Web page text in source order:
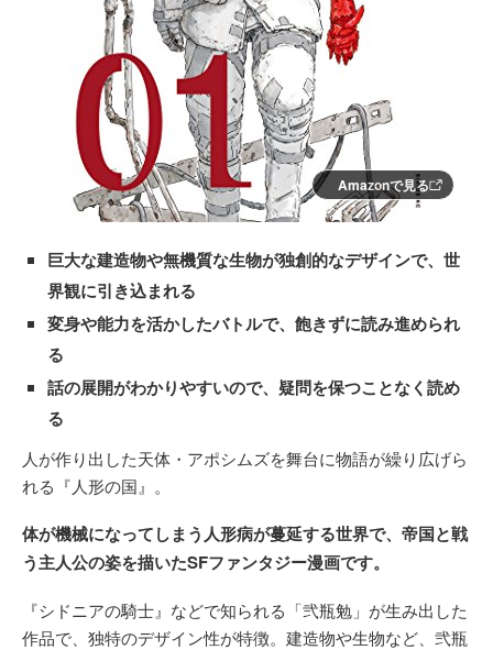
Amazonで見る
巨大な建造物や無機質な生物が独創的なデザインで、世
界観に引き込まれる
変身や能力を活かしたバトルで、飽きずに読み進められ
る
話の展開がわかりやすいので、疑問を保つことなく読め
る
人が作り出した天体・アポシムズを舞台に物語が繰り広げら
れる『人形の国』。
体が機械になってしまう人形病が蔓延する世界で、帝国と戦
う主人公の姿を描いたSFファンタジー漫画です。
『シドニアの騎士』などで知られる「弐瓶勉」が生み出した
作品で、独特のデザイン性が特徴。建造物や生物など、弐瓶